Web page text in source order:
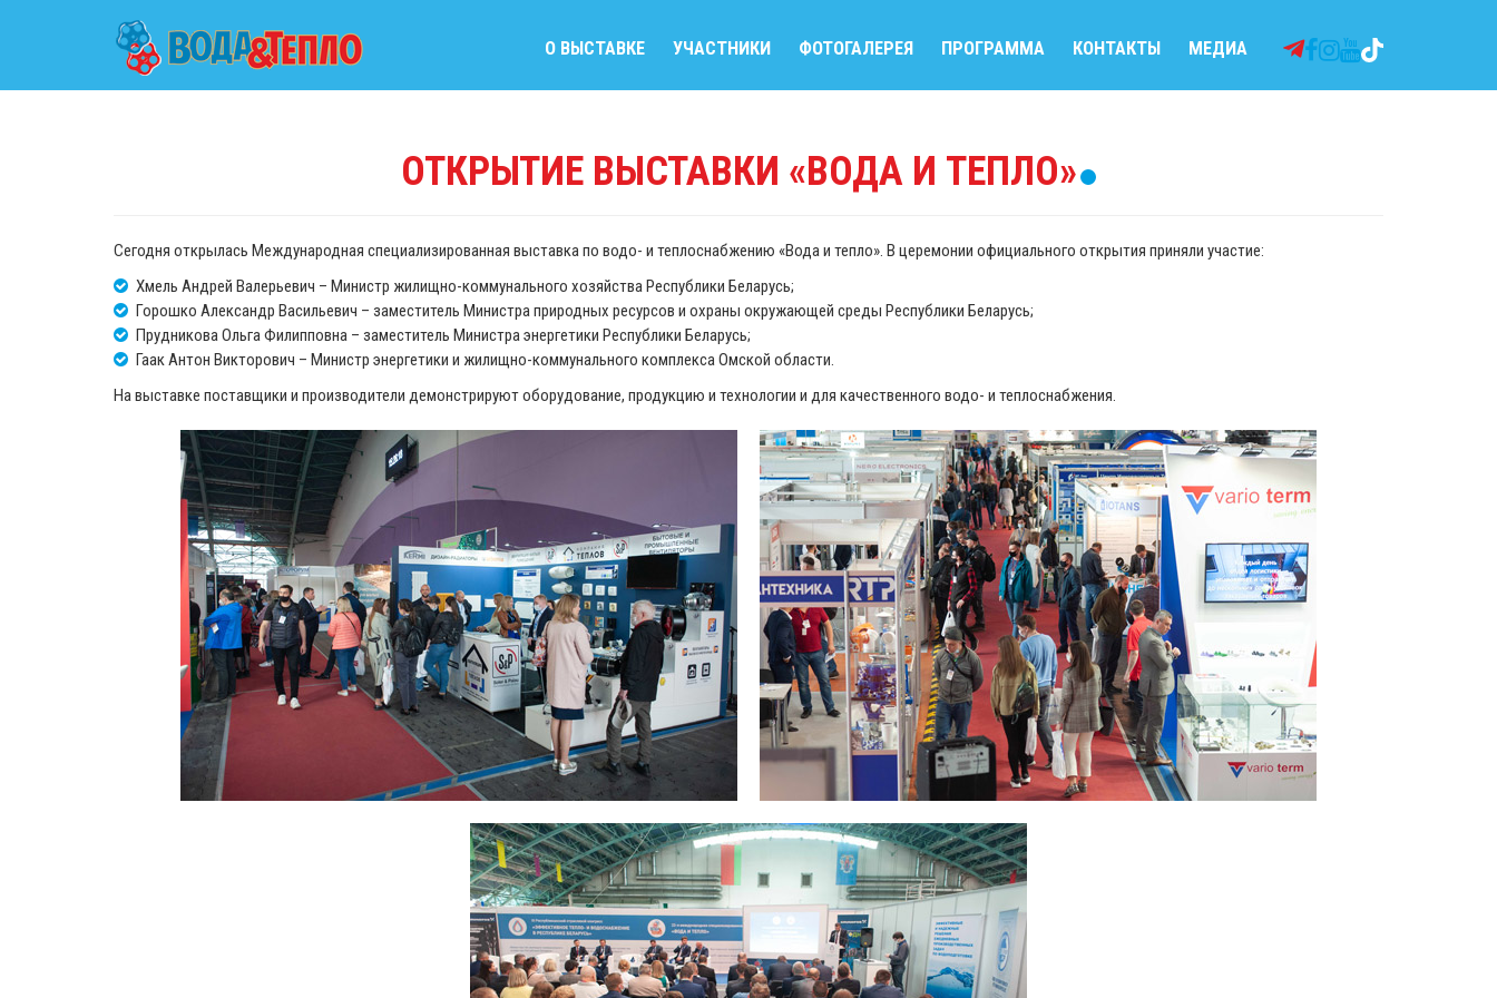
О ВЫСТАВКЕ УЧАСТНИКИ ФОТОГАЛЕРЕЯ ПРОГРАММА КОНТАКТЫ МЕДИА
ОТКРЫТИЕ ВЫСТАВКИ «ВОДА И ТЕПЛО»
Сегодня открылась Международная специализированная выставка по водо- и теплоснабжению «Вода и тепло». В церемонии официального открытия приняли участие:
Хмель Андрей Валерьевич – Министр жилищно-коммунального хозяйства Республики Беларусь;
Горошко Александр Васильевич – заместитель Министра природных ресурсов и охраны окружающей среды Республики Беларусь;
Прудникова Ольга Филипповна – заместитель Министра энергетики Республики Беларусь;
Гаак Антон Викторович – Министр энергетики и жилищно-коммунального комплекса Омской области.
На выставке поставщики и производители демонстрируют оборудование, продукцию и технологии и для качественного водо- и теплоснабжения.